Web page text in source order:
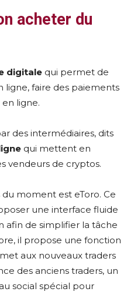
acheter du
digitale qui permet de
ligne, faire des paiements
ligne.
des intermédiaires, dits
qui mettent en
vendeurs de cryptos.
moment est eToro. Ce
une interface fluide
afin de simplifier la tâche
il propose une fonction
aux nouveaux traders
des anciens traders, un
social spécial pour